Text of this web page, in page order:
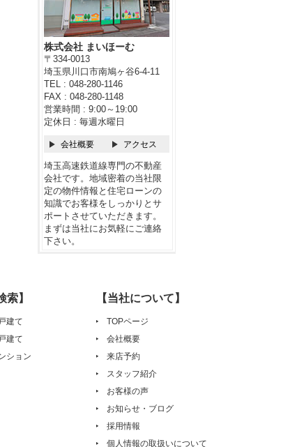
株式会社 まいほーむ
〒334-0013
埼玉県川口市南鳩ヶ谷6-4-11
TEL : 048-280-1146
FAX : 048-280-1148
営業時間 : 9:00～19:00
定休日 : 毎週水曜日
会社概要 アクセス
埼玉高速鉄道線専門の不動産
会社です。地域密着の当社限
定の物件情報と住宅ローンの
知識でお客様をしっかりとサ
ポートさせていただきます。
まずは当社にお気軽にご連絡
下さい。
索】
建て
建て
ション
【当社について】
TOPページ
会社概要
来店予約
スタッフ紹介
お客様の声
お知らせ・ブログ
採用情報
個人情報の取扱いについて